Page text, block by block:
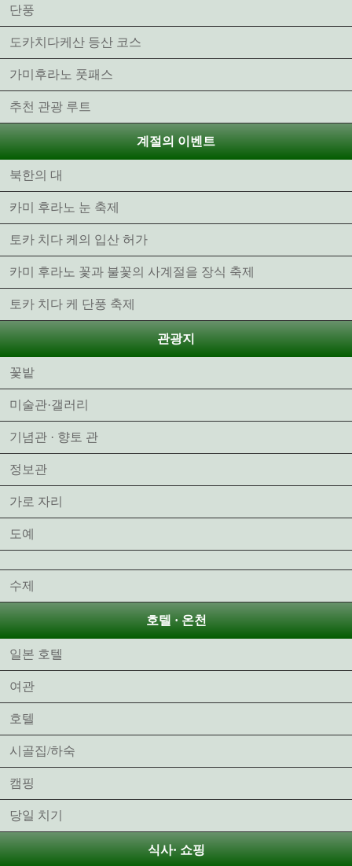
단풍
도카치다케산 등산 코스
가미후라노 풋패스
추천 관광 루트
계절의 이벤트
북한의 대
카미 후라노 눈 축제
토카 치다 케의 입산 허가
카미 후라노 꽃과 불꽃의 사계절을 장식 축제
토카 치다 케 단풍 축제
관광지
꽃밭
미술관·갤러리
기념관 · 향토 관
정보관
가로 자리
도예
수제
호텔 · 온천
일본 호텔
여관
호텔
시골집/하숙
캠핑
당일 치기
식사· 쇼핑